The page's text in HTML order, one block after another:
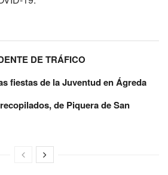
DE TRÁFICO
fiestas de la Juventud en Ágreda
de Piquera de San